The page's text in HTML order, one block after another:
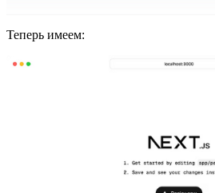
Теперь имеем: